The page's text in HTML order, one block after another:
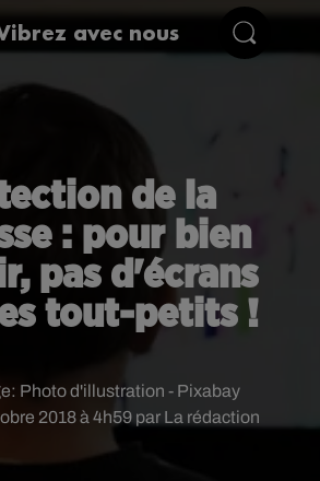
avec nous
de la
: pour bien
pas d'écrans
tout-petits !
2018 à 4h59 par La rédaction
Photo d'illustration - Pixabay